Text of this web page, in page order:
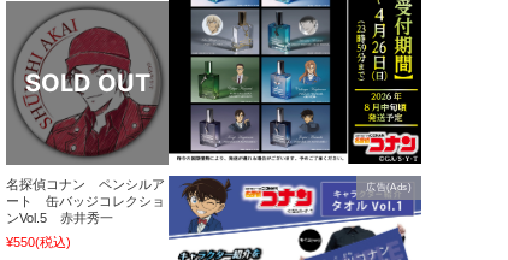
広告(Ads)
名探偵コナン ペンシルア
ート 缶バッジコレクショ
ンVol.5 赤井秀一
¥550(税込)